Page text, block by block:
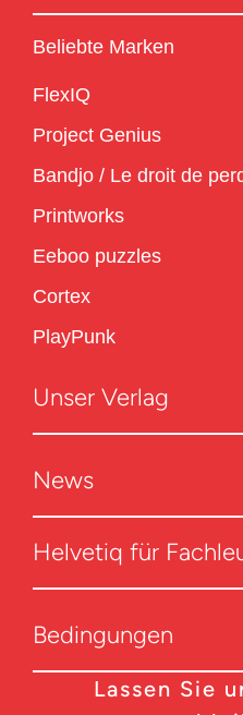
Beliebte Marken
FlexIQ
Project Genius
Bandjo / Le droit de
Printworks
Eeboo puzzles
Cortex
PlayPunk
Unser Verlag
News
Helvetiq für
Bedingungen
Lassen Sie